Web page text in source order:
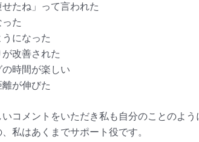
せたね」って言われた
った
うになった
が改善された
の時間が楽しい
離が伸びた
コメントをいただき私も自分のことのよう
私はあくまでサポート役です。